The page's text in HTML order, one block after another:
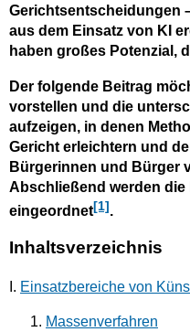
Gerichtsentscheidungen
aus dem Einsatz von KI
haben großes Potenzial,
Der folgende Beitrag
vorstellen und die
aufzeigen, in denen
Gericht erleichtern und
Bürgerinnen und Bürger
Abschließend werden
eingeordnet[1] .
Inhaltsverzeichnis
I. Einsatzbereiche von
Massenverfahren